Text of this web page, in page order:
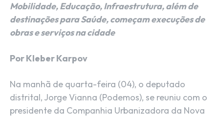
Mobilidade, Educação, Infraestrutura, além de
destinações para Saúde, começam execuções de
obras e serviços na cidade
Por Kleber Karpov
Na manhã de quarta-feira (04), o deputado
distrital, Jorge Vianna (Podemos), se reuniu com o
presidente da Companhia Urbanizadora da Nova